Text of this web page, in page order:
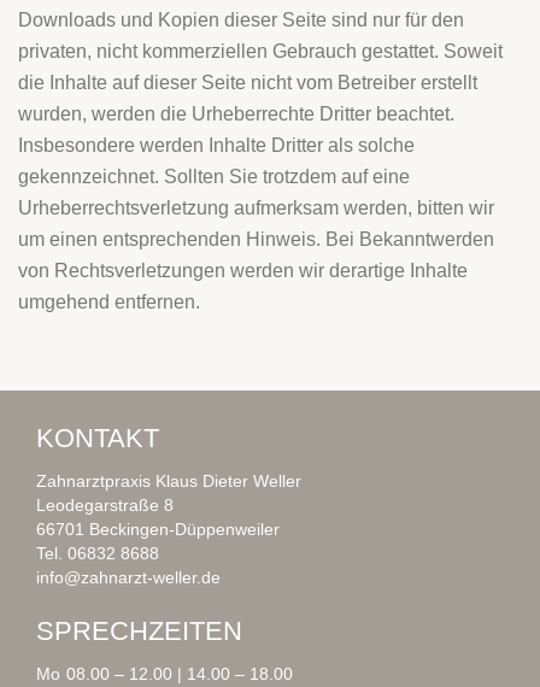
Downloads und Kopien dieser Seite sind nur für den
privaten, nicht kommerziellen Gebrauch gestattet. Soweit
die Inhalte auf dieser Seite nicht vom Betreiber erstellt
wurden, werden die Urheberrechte Dritter beachtet.
Insbesondere werden Inhalte Dritter als solche
gekennzeichnet. Sollten Sie trotzdem auf eine
Urheberrechtsverletzung aufmerksam werden, bitten wir
um einen entsprechenden Hinweis. Bei Bekanntwerden
von Rechtsverletzungen werden wir derartige Inhalte
umgehend entfernen.
KONTAKT
Zahnarztpraxis Klaus Dieter Weller
Leodegarstraße 8
66701 Beckingen-Düppenweiler
Tel. 06832 8688
info@zahnarzt-weller.de
SPRECHZEITEN
Mo 08.00 – 12.00 | 14.00 – 18.00